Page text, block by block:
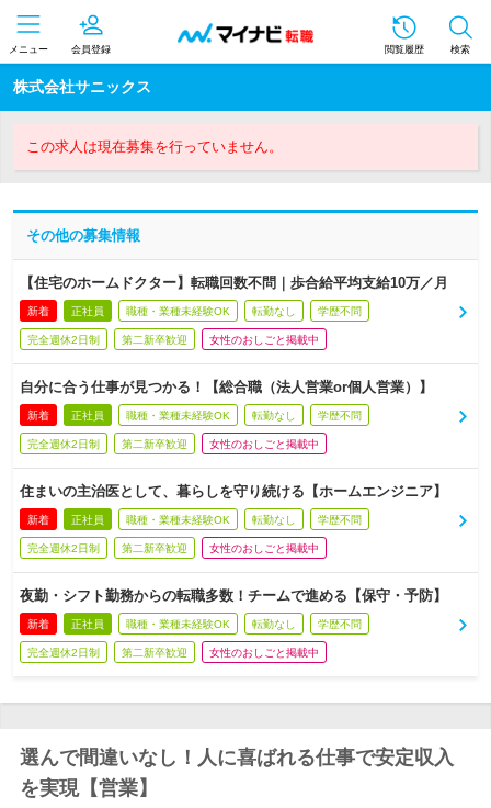
メニュー 会員登録 閲覧履歴 検索
株式会社サニックス
この求人は現在募集を行っていません。
その他の募集情報
【住宅のホームドクター】転職回数不問｜歩合給平均支給10万／月
新着 正社員 職種・業種未経験OK 転勤なし 学歴不問
完全週休2日制 第二新卒歓迎 女性のおしごと掲載中
自分に合う仕事が見つかる！【総合職（法人営業or個人営業）】
新着 正社員 職種・業種未経験OK 転勤なし 学歴不問
完全週休2日制 第二新卒歓迎 女性のおしごと掲載中
住まいの主治医として、暮らしを守り続ける【ホームエンジニア】
新着 正社員 職種・業種未経験OK 転勤なし 学歴不問
完全週休2日制 第二新卒歓迎 女性のおしごと掲載中
夜勤・シフト勤務からの転職多数！チームで進める【保守・予防】
新着 正社員 職種・業種未経験OK 転勤なし 学歴不問
完全週休2日制 第二新卒歓迎 女性のおしごと掲載中
選んで間違いなし！人に喜ばれる仕事で安定収入
を実現【営業】